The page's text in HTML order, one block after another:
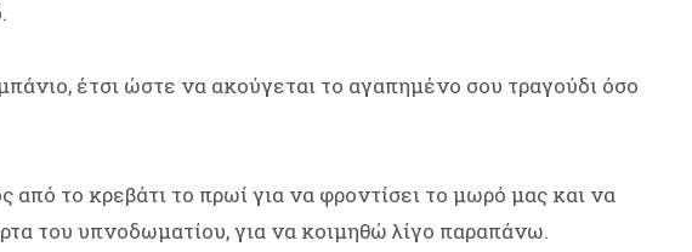
έτσι ώστε να ακούγεται το αγαπημένο σου τραγούδι όσο
το κρεβάτι το πρωί για να φροντίσει το μωρό μας και να
του υπνοδωματίου, για να κοιμηθώ λίγο παραπάνω.